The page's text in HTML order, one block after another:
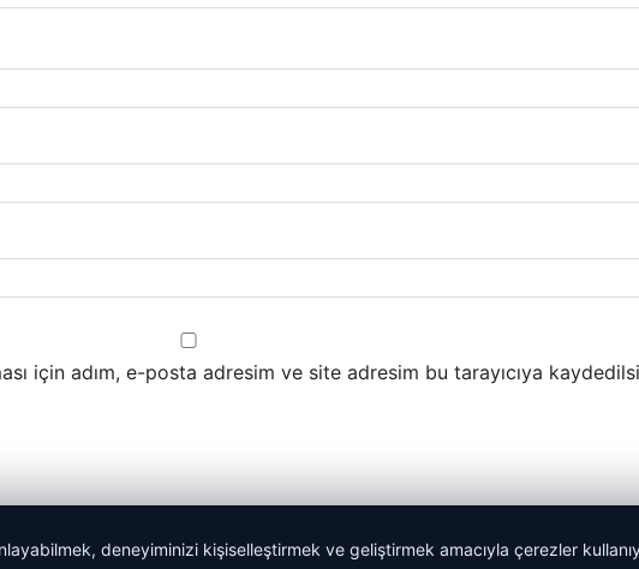
için adım, e-posta adresim ve site adresim bu tarayıcıya
deneyiminizi kişiselleştirmek ve geliştirmek amacıyla çerezler